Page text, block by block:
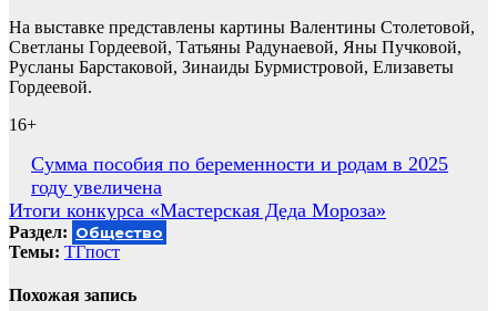
На выставке представлены картины Валентины Столетовой,
Светланы Гордеевой, Татьяны Радунаевой, Яны Пучковой,
Русланы Барстаковой, Зинаиды Бурмистровой, Елизаветы
Гордеевой.
16+
Навигация
по
записям
Сумма пособия по беременности и родам в 2025
году увеличена
Итоги конкурса «Мастерская Деда Мороза»
Раздел: Общество
Темы: ТГпост
Похожая запись